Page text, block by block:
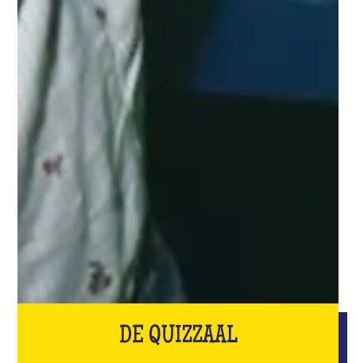
DE QUIZZAAL